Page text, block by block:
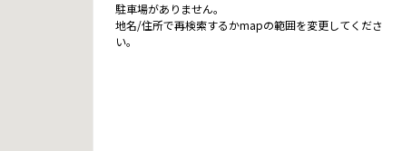
駐車場がありません。
地名/住所で再検索するかmapの範囲を変更してくださ
い。